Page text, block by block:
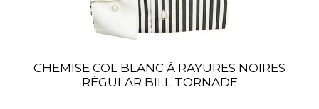
CHEMISE COL BLANC À RAYURES NOIRES
RÉGULAR BILL TORNADE